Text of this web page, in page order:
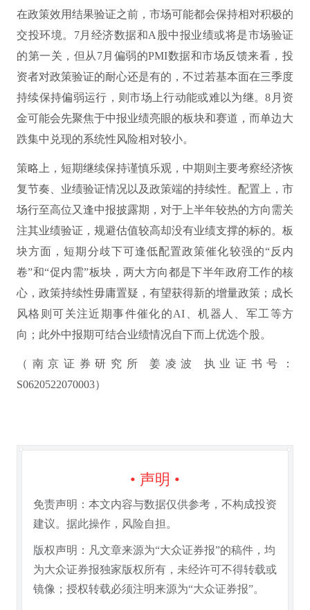
在政策效用结果验证之前，市场可能都会保持相对积极的
交投环境。7月经济数据和A股中报业绩或将是市场验证
的第一关，但从7月偏弱的PMI数据和市场反馈来看，投
资者对政策验证的耐心还是有的，不过若基本面在三季度
持续保持偏弱运行，则市场上行动能或难以为继。8月资
金可能会先聚焦于中报业绩亮眼的板块和赛道，而单边大
跌集中兑现的系统性风险相对较小。
策略上，短期继续保持谨慎乐观，中期则主要考察经济恢
复节奏、业绩验证情况以及政策端的持续性。配置上，市
场行至高位又逢中报披露期，对于上半年较热的方向需关
注其业绩验证，规避估值较高却没有业绩支撑的标的。板
块方面，短期分歧下可逢低配置政策催化较强的“反内
卷”和“促内需”板块，两大方向都是下半年政府工作的核
心，政策持续性毋庸置疑，有望获得新的增量政策；成长
风格则可关注近期事件催化的AI、机器人、军工等方
向；此外中报期可结合业绩情况自下而上优选个股。
（南京证券研究所 姜凌波 执业证书号：
S0620522070003）
• 声明 •
免责声明：本文内容与数据仅供参考，不构成投资
建议。据此操作，风险自担。
版权声明：凡文章来源为“大众证券报”的稿件，均
为大众证券报独家版权所有，未经许可不得转载或
镜像；授权转载必须注明来源为“大众证券报”。